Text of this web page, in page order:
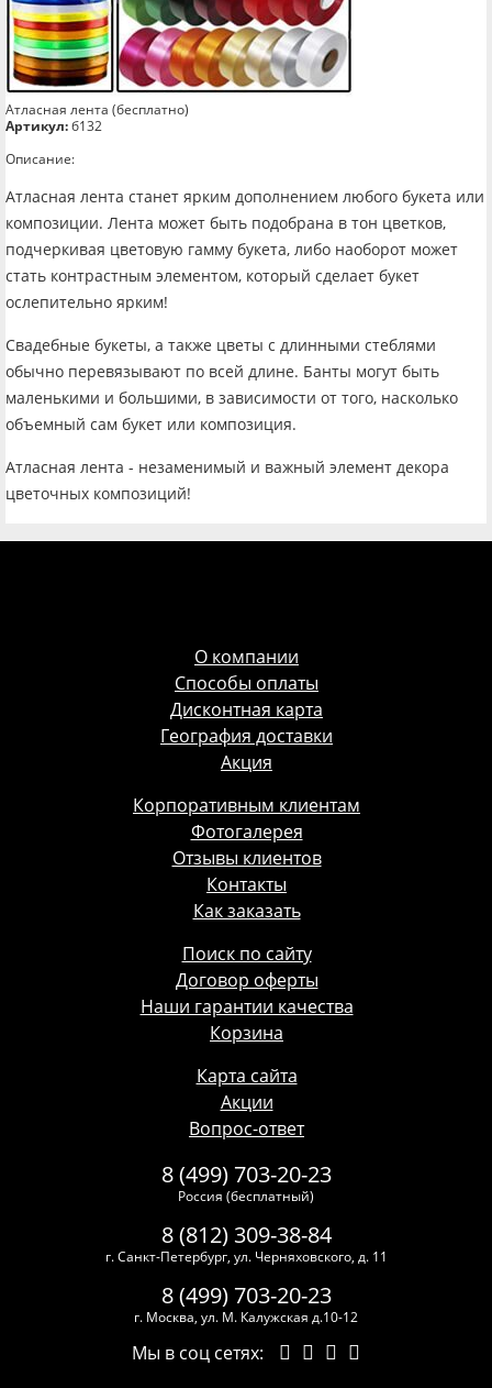
Атласная лента (бесплатно)
Артикул:б132
Описание:
Атласная лента станет ярким дополнением любого букета или
композиции. Лента может быть подобрана в тон цветков,
подчеркивая цветовую гамму букета, либо наоборот может
стать контрастным элементом, который сделает букет
ослепительно ярким!
Свадебные букеты, а также цветы с длинными стеблями
обычно перевязывают по всей длине. Банты могут быть
маленькими и большими, в зависимости от того, насколько
объемный сам букет или композиция.
Атласная лента - незаменимый и важный элемент декора
цветочных композиций!
О компании
Способы оплаты
Дисконтная карта
География доставки
Акция
Корпоративным клиентам
Фотогалерея
Отзывы клиентов
Контакты
Как заказать
Поиск по сайту
Договор оферты
Наши гарантии качества
Корзина
Карта сайта
Акции
Вопрос-ответ
8 (499) 703-20-23
Россия (бесплатный)
8 (812) 309-38-84
г. Санкт-Петербург, ул. Черняховского, д. 11
8 (499) 703-20-23
г. Москва, ул. М. Калужская д.10-12
Мы в соц сетях: